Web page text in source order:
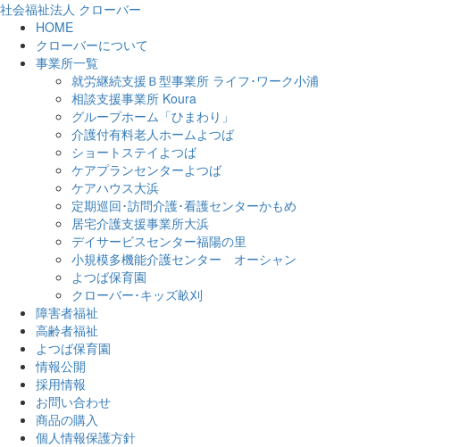
社会福祉法人 クローバー
HOME
クローバーについて
事業所一覧
就労継続支援Ｂ型事業所 ライフ･ワーク小浦
相談支援事業所 Koura
グループホーム「ひまわり」
介護付有料老人ホームよつば
ショートステイよつば
ケアプランセンターよつば
ケアハウス大浜
定期巡回･訪問介護･看護センターかもめ
居宅介護支援事業所大浜
デイサービスセンター福陽の里
小規模多機能介護センター オーシャン
よつば保育園
クローバー･キッズ畝刈
障害者福祉
高齢者福祉
よつば保育園
情報公開
採用情報
お問い合わせ
商品の購入
個人情報保護方針